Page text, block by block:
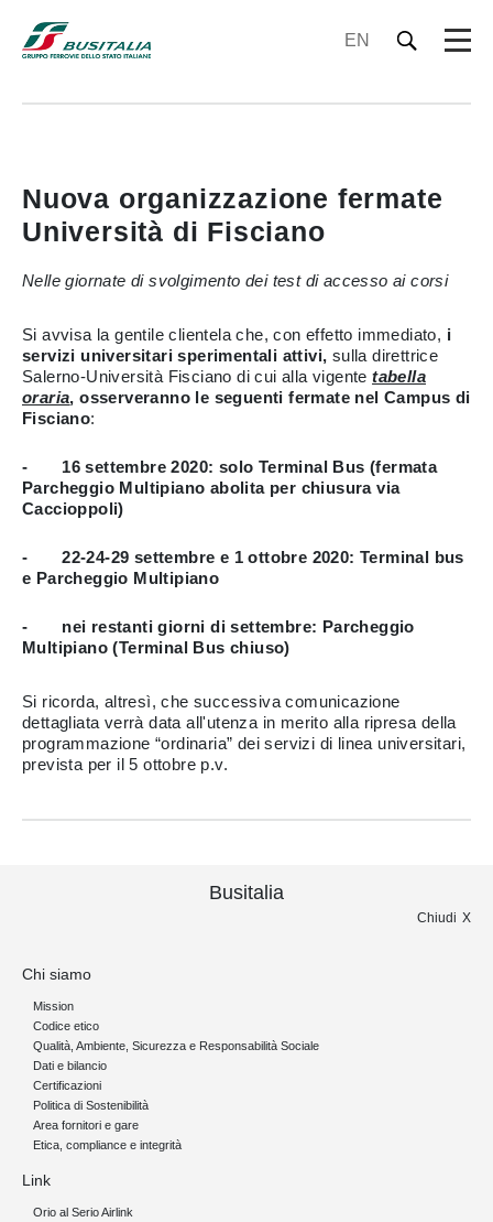
EN
Nuova organizzazione fermate
Università di Fisciano
Nelle giornate di svolgimento dei test di accesso ai corsi
Si avvisa la gentile clientela che, con effetto immediato, i
servizi universitari sperimentali attivi, sulla direttrice
Salerno-Università Fisciano di cui alla vigentetabella
oraria, osserveranno le seguenti fermate nel Campus di
Fisciano:
- 16 settembre 2020: solo Terminal Bus (fermata
Parcheggio Multipiano abolita per chiusura via
Caccioppoli)
- 22-24-29 settembre e 1 ottobre 2020: Terminal bus
e Parcheggio Multipiano
- nei restanti giorni di settembre: Parcheggio
Multipiano (Terminal Bus chiuso)
Si ricorda, altresì, che successiva comunicazione
dettagliata verrà data all'utenza in merito alla ripresa della
programmazione “ordinaria” dei servizi di linea universitari,
prevista per il 5 ottobre p.v.
Busitalia
Chiudi
Chi siamo
Mission
Codice etico
Qualità, Ambiente, Sicurezza e Responsabilità Sociale
Dati e bilancio
Certificazioni
Politica di Sostenibilità
Area fornitori e gare
Etica, compliance e integrità
Link
Orio al Serio Airlink